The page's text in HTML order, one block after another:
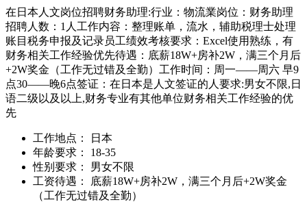
在日本人文岗位招聘财务助理:行业：物流業岗位：财务助理
招聘人数：1人工作内容：整理账单，流水，辅助税理士处理
账目税务申报及记录员工绩效考核要求：Excel使用熟练，有
财务相关工作经验优先待遇：底薪18W+房补2W，满三个月后
+2W奖金（工作无过错及全勤）工作时间：周一——周六 早9
点30——晚6点签证：在日本是人文签证的人要求:男女不限,日
语二级以及以上,财务专业有其他单位财务相关工作经验的优
先
工作地点：
日本
年龄要求：
18-35
性别要求：
男女不限
工资待遇：
底薪18W+房补2W，满三个月后+2W奖金
（工作无过错及全勤）